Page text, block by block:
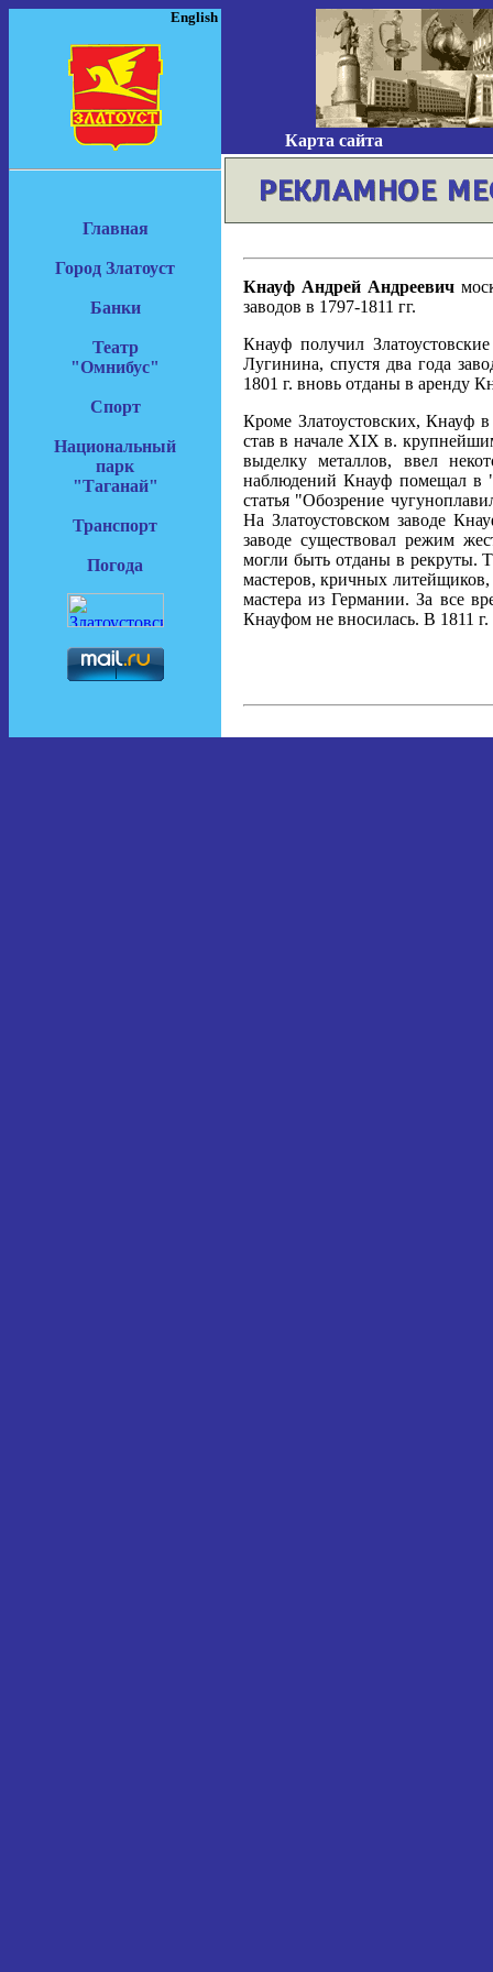
English
Главная
Город Златоуст
Банки
Театр
"Омнибус"
Спорт
Национальный
парк
"Таганай"
Транспорт
Погода
Карта сайта
Кнауф Андрей Андреевич
заводов в 1797-1811 гг.
Кнауф получил
Лугинина, спустя два года
1801 г. вновь отданы в аренду
Кроме Златоустовских, Кнауф
став в начале XIX в.
выделку металлов, ввел
наблюдений Кнауф помещал в
статья "Обозрение
На Златоустовском заводе
заводе существовал режим
могли быть отданы в рекруты.
мастеров, кричных
мастера из Германии. За все
Кнауфом не вносилась. В 1811